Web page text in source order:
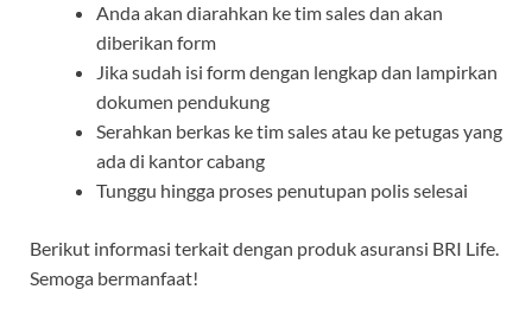
Anda akan diarahkan ke tim sales dan akan
diberikan form
Jika sudah isi form dengan lengkap dan lampirkan
dokumen pendukung
Serahkan berkas ke tim sales atau ke petugas yang
ada di kantor cabang
Tunggu hingga proses penutupan polis selesai
Berikut informasi terkait dengan produk asuransi BRI Life.
Semoga bermanfaat!